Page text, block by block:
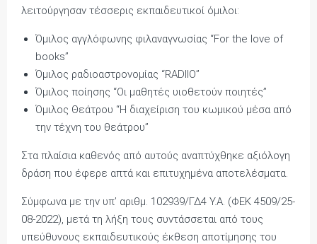
λειτούργησαν τέσσερις εκπαιδευτικοί όμιλοι:
Όμιλος αγγλόφωνης φιλαναγνωσίας “For the love of
books”
Όμιλος ραδιοαστρονομίας “RADIIO”
Όμιλος ποίησης “Οι μαθητές υιοθετούν ποιητές”
Όμιλος Θεάτρου “Η διαχείριση του κωμικού μέσα από
την τέχνη του θεάτρου”
Στα πλαίσια καθενός από αυτούς αναπτύχθηκε αξιόλογη
δράση που έφερε απτά και επιτυχημένα αποτελέσματα.
Σύμφωνα με την υπ’ αριθμ. 102939/ΓΔ4 Υ.Α. (ΦΕΚ 4509/25-
08-2022), μετά τη λήξη τους συντάσσεται από τους
υπεύθυνους εκπαιδευτικούς έκθεση αποτίμησης του